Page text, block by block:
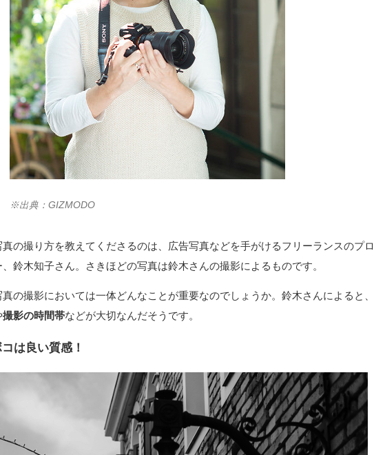
※出典：GIZMODO
の撮り方を教えてくださるのは、広告写真などを手がけるフリーランスのプロ
鈴木知子さん。さきほどの写真は鈴木さんの撮影によるものです。
の撮影においては一体どんなことが重要なのでしょうか。鈴木さんによると、
撮影の時間帯などが大切なんだそうです。
は良い質感！